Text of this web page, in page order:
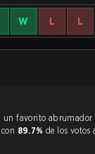
W L L
con 89.7% de los